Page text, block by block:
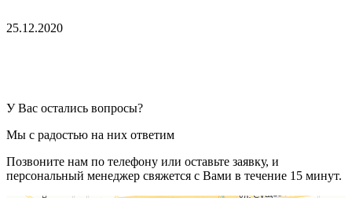
25.12.2020
У Вас остались вопросы?
Мы с радостью на них ответим
Позвоните нам по телефону или оставьте заявку, и
персональный менеджер свяжется с Вами в течение 15 минут.